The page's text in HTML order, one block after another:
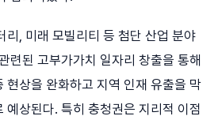
리, 미래 모빌리티 등 첨단 산업 분야
련된 고부가가치 일자리 창출을 통해
현상을 완화하고 지역 인재 유출을 막
예상된다. 특히 충청권은 지리적 이점